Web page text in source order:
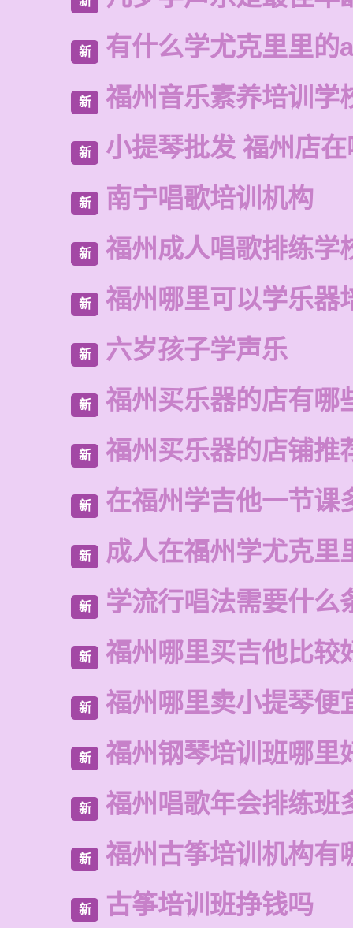
新 有什么学尤克里里的
新 福州音乐素养培训学
新 小提琴批发 福州店
新 南宁唱歌培训机构
新 福州成人唱歌排练学
新 福州哪里可以学乐器
新 六岁孩子学声乐
新 福州买乐器的店有哪
新 福州买乐器的店铺推
新 在福州学吉他一节课
新 成人在福州学尤克里
新 学流行唱法需要什么
新 福州哪里买吉他比较
新 福州哪里卖小提琴便
新 福州钢琴培训班哪里
新 福州唱歌年会排练班
新 福州古筝培训机构有
新 古筝培训班挣钱吗